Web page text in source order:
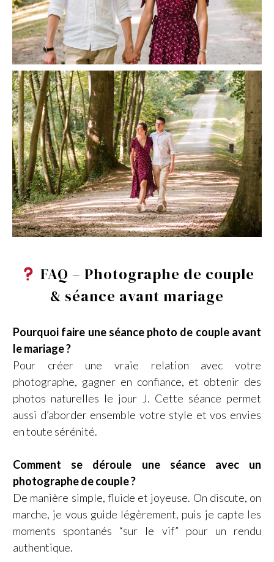
FAQ – Photographe de couple
& séance avant mariage
Pourquoi faire une séance photo de couple avant
le mariage ?
Pour créer une vraie relation avec votre
photographe, gagner en confiance, et obtenir des
photos naturelles le jour J. Cette séance permet
aussi d’aborder ensemble votre style et vos envies
en toute sérénité.
Comment se déroule une séance avec un
photographe de couple ?
De manière simple, fluide et joyeuse. On discute, on
marche, je vous guide légèrement, puis je capte les
moments spontanés “sur le vif” pour un rendu
authentique.